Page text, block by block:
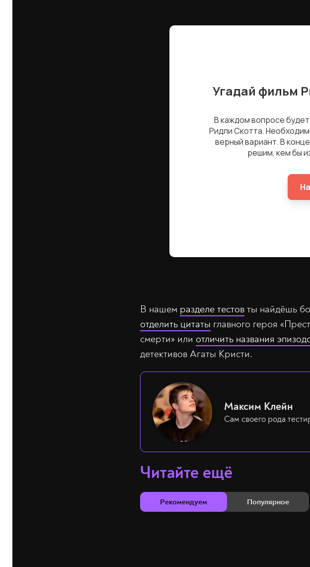
В нашем разделе тестов ты найдёшь
отделить цитаты главного героя
смерти» или отличить названия
детективов Агаты Кристи.
Максим Клейн
Сам своего рода
Читайте ещё
Рекомендуем Популярное